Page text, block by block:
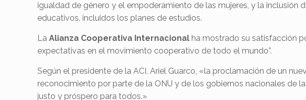
igualdad de género y el empoderamiento de las mujeres, y la
educativos, incluidos los planes de estudios.
LaAlianza Cooperativa Internacional ha mostrado su satisfacción
expectativas en el movimiento cooperativo de todo el mundo”.
Según el presidente de la ACI, Ariel Guarco, «la proclamación de un
reconocimiento por parte de la ONU y de los gobiernos nacionales de
justo y próspero para todos.»